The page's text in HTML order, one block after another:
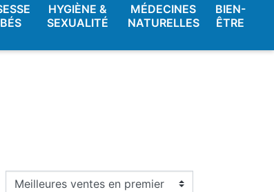
HYGIÈNE &
SEXUALITÉ
MÉDECINES
NATURELLES
BIEN-
ÊTRE